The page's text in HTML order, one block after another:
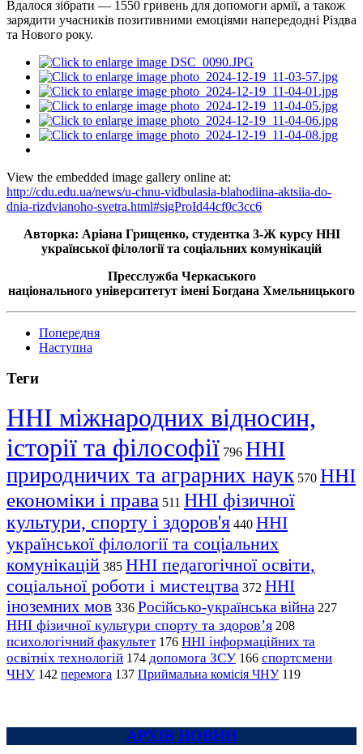
Вдалося зібрати — 1550 гривень для допомоги армії, а також
зарядити учасників позитивними емоціями напередодні Різдва
та Нового року.
View the embedded image gallery online at:
http://cdu.edu.ua/news/u-chnu-vidbulasia-blahodiina-aktsiia-do-
dnia-rizdvianoho-svetra.html#sigProId44cf0c3cc6
Авторка: Аріана Грищенко, студентка 3-Ж курсу ННІ
української філології та соціальних комунікацій
Пресслужба Черкаського
національного університетут імені Богдана Хмельницького
Попередня
Наступна
Теги
ННІ міжнародних відносин,
історії та філософії 796 ННІ
природничих та аграрних наук 570 ННІ
економіки і права 511 ННІ фізичної
культури, спорту і здоров'я 440 ННІ
української філології та соціальних
комунікацій 385 ННІ педагогічної освіти,
соціальної роботи і мистецтва 372 ННІ
іноземних мов 336 Російсько-українська війна 227
ННІ фізичної культури спорту та здоров’я 208
психологічний факультет 176 ННІ інформаційних та
освітніх технологій 174 допомога ЗСУ 166 спортсмени
ЧНУ 142 перемога 137 Приймальна комісія ЧНУ 119
АРХІВ НОВИН